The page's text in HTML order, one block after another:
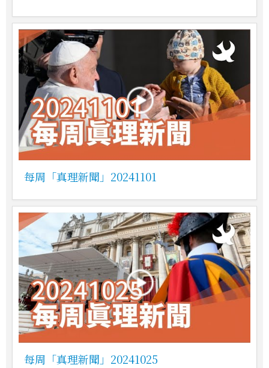
每周「真理新聞」20241101
每周「真理新聞」20241025